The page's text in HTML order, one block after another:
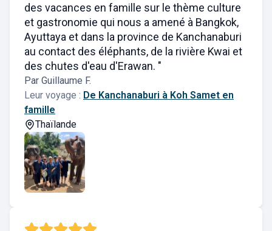
des vacances en famille sur le thème culture
et gastronomie qui nous a amené à Bangkok,
Ayuttaya et dans la province de Kanchanaburi
au contact des éléphants, de la rivière Kwai et
des chutes d'eau d'Erawan. "
Par Guillaume F.
Leur voyage : De Kanchanaburi à Koh Samet en
famille
Thaïlande